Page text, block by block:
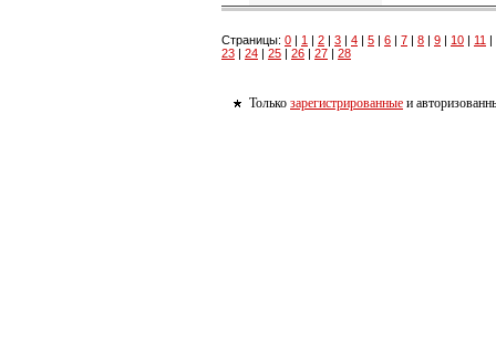
Страницы: 0 | 1 | 2 | 3 | 4 | 5 | 6 | 7 | 8 | 9 | 10 | 11 |
23 | 24 | 25 | 26 | 27 | 28
Только зарегистрированные и